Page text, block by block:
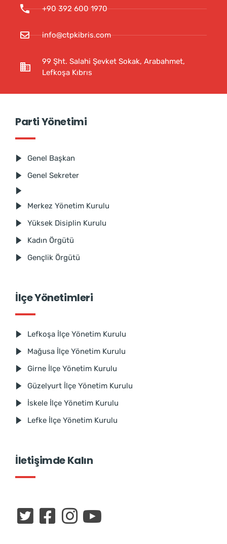
+90 392 600 1970
info@ctpkibris.com
99 Şht. Salahi Şevket Sokak, Arabahmet,
Lefkoşa Kıbrıs
Parti Yönetimi
Genel Başkan
Genel Sekreter
Merkez Yönetim Kurulu
Yüksek Disiplin Kurulu
Kadın Örgütü
Gençlik Örgütü
İlçe Yönetimleri
Lefkoşa İlçe Yönetim Kurulu
Mağusa İlçe Yönetim Kurulu
Girne İlçe Yönetim Kurulu
Güzelyurt İlçe Yönetim Kurulu
İskele İlçe Yönetim Kurulu
Lefke İlçe Yönetim Kurulu
İletişimde Kalın